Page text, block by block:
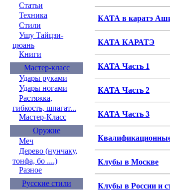
Статьи
Техника
Стили
Ушу Тайцзи-
цюань
Книги
Мастер-класс
Удары руками
Удары ногами
Растяжка,
гибкость, шпагат...
Мастер-Класс
Оружие
Меч
Дерево (нунчаку,
тонфа, бо ....)
Разное
Русские стили
КАТА в каратэ
КАТА КАРАТЭ
КАТА Часть 1
КАТА Часть 2
КАТА Часть 3
Клубы в Москве
Клубы в России и